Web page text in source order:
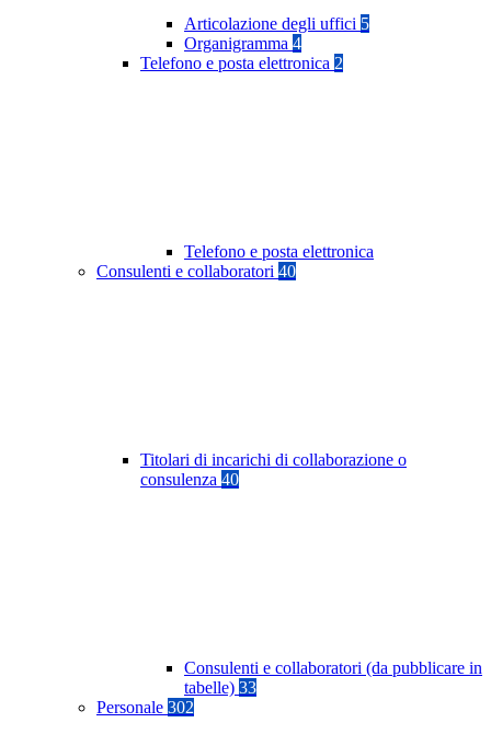
Articolazione degli uffici 5
Organigramma 4
Telefono e posta elettronica 2
Telefono e posta elettronica
Consulenti e collaboratori 40
Titolari di incarichi di collaborazione o
consulenza 40
Consulenti e collaboratori (da pubblicare in
tabelle) 33
Personale 302